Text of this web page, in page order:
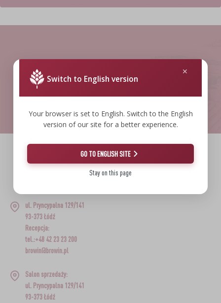
KULTURY BAKTERII
AROMATY DYMU WĘDZARNICZEGO
GĄSIORY
REGAŁY
AROMATYZACJA
LITERATURA
BADANIA WINA
ETYKIETY
ETYKIETY
LITERATURA
MOTORYZACJA
Switch to English version
Your browser is set to English. Switch to the English
version of our site for a better experience.
GO TO ENGLISH SITE
Stay on this page
ul. Pryncypalna 129/141
93-373 Łódź
Recepcja:
tel.:+48 42 23 23 200
browin@browin.pl
Salon sprzedaży:
ul. Pryncypalna 129/141
93-373 Łódź